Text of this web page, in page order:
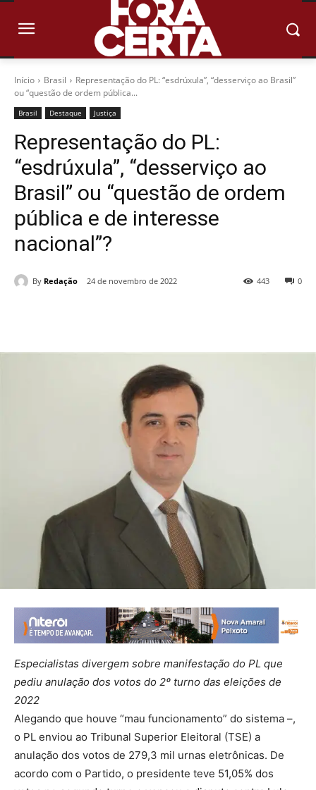
Início Brasil
Representação do PL: “esdrúxula”, “desserviço ao Brasil”
ou “questão de ordem pública...
Brasil Destaque Justiça
Representação do PL:
“esdrúxula”, “desserviço ao
Brasil” ou “questão de ordem
pública e de interesse
nacional”?
By Redação 24 de novembro de 2022 0
443
Especialistas divergem sobre manifestação do PL que
pediu anulação dos votos do 2º turno das eleições de
2022
Alegando que houve “mau funcionamento” do sistema –,
o PL enviou ao Tribunal Superior Eleitoral (TSE) a
anulação dos votos de 279,3 mil urnas eletrônicas. De
acordo com o Partido, o presidente teve 51,05% dos